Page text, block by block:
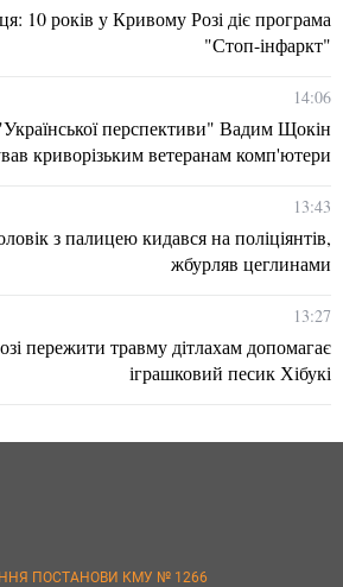
10 років у Кривому Розі діє програма
"Стоп-інфаркт"
14:06
перспективи" Вадим Щокін
криворізьким ветеранам комп'ютери
13:43
з палицею кидався на поліціянтів,
жбурляв цеглинами
13:27
пережити травму дітлахам допомагає
іграшковий песик Хібукі
ПОСТАНОВИ КМУ № 1266